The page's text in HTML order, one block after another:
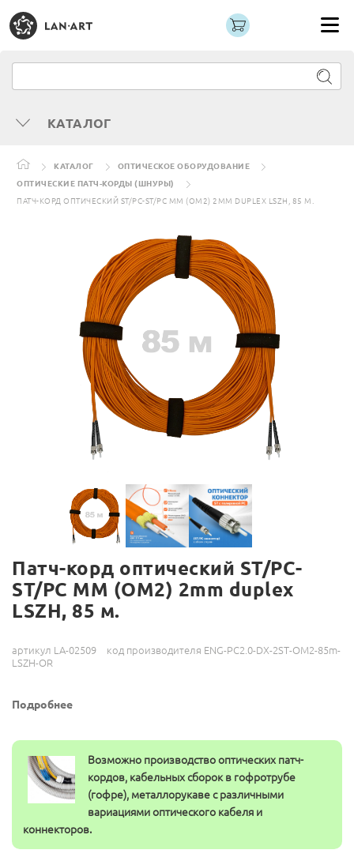
КАТАЛОГ
КАТАЛОГ
ОПТИЧЕСКОЕ ОБОРУДОВАНИЕ
ОПТИЧЕСКИЕ ПАТЧ-КОРДЫ (ШНУРЫ)
ПАТЧ-КОРД ОПТИЧЕСКИЙ ST/PC-ST/PC MM (OM2) 2MM DUPLEX LSZH, 85 М.
Патч-корд оптический ST/PC-
ST/PC MM (OM2) 2mm duplex
LSZH, 85 м.
артикул LA-02509
код производителя ENG-PC2.0-DX-2ST-OM2-85m-
LSZH-OR
Подробнее
Возможно производство оптических патч-
кордов, кабельных сборок в гофротрубе
(гофре), металлорукаве с различными
вариациями оптического кабеля и
коннекторов.